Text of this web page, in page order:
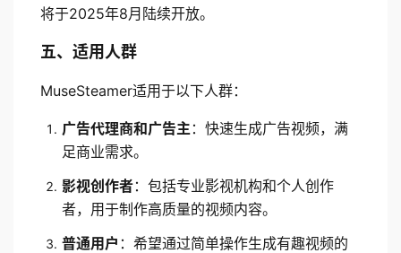
将于2025年8月陆续开放。
五、适用人群
MuseSteamer适用于以下人群：
广告代理商和广告主 ：快速生成广告视频，满
足商业需求。
影视创作者：包括专业影视机构和个人创作
者，用于制作高质量的视频内容。
普通用户 ：希望通过简单操作生成有趣视频的